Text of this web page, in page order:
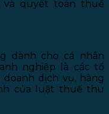
và quyết toán thuế
dành cho cá nhân
nghiệp là các tổ
dịch vụ, hàng
của luật thuế thu